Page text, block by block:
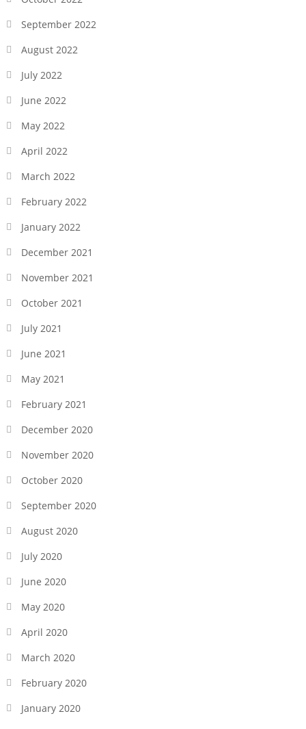
September 2022
August 2022
July 2022
June 2022
May 2022
April 2022
March 2022
February 2022
January 2022
December 2021
November 2021
October 2021
July 2021
June 2021
May 2021
February 2021
December 2020
November 2020
October 2020
September 2020
August 2020
July 2020
June 2020
May 2020
April 2020
March 2020
February 2020
January 2020